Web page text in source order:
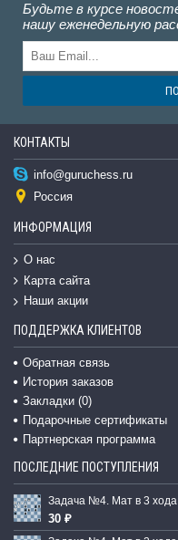
Будьте в курсе
нашу еженедельную
КОНТАКТЫ
info@guruchess.ru
Россия
ИНФОРМАЦИЯ
О нас
Карта сайта
Наши акции
ПОДДЕРЖКА КЛИЕНТОВ
Обратная связь
История заказов
Закладки (0)
Подарочные сертификаты
Партнерская программа
ПОСЛЕДНИЕ ПОСТУПЛЕНИЯ
Задача №4. Мат в 3 хода
30 ₽